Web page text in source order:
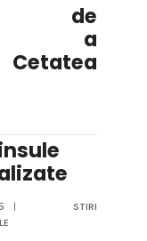
de
a
|
STIRI